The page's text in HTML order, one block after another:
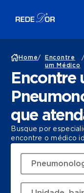
Home/
Encontre
um Médico
/
Encontre
que
Busque por
encontre o médico